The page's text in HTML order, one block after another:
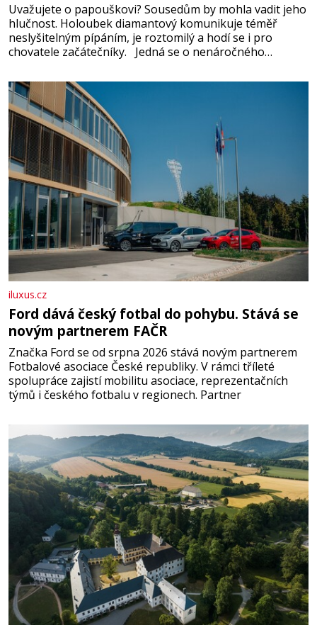
Uvažujete o papouškovi? Sousedům by mohla vadit jeho
hlučnost. Holoubek diamantový komunikuje téměř
neslyšitelným pípáním, je roztomilý a hodí se i pro
chovatele začátečníky. Jedná se o nenáročného
času tráví na zemi, kde sbírá zbytky semínek Jeho
domovinou je prakticky celá Austrálie s výjimkou
pobřežní oblasti.
iluxus.cz
Ford dává český fotbal do pohybu. Stává se
novým partnerem FAČR
Značka Ford se od srpna 2026 stává novým partnerem
Fotbalové asociace České republiky. V rámci tříleté
spolupráce zajistí mobilitu asociace, reprezentačních
týmů i českého fotbalu v regionech. Partner